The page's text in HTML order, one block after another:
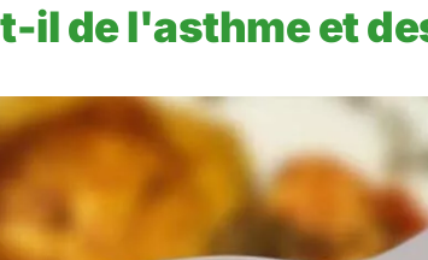
il de l'asthme et